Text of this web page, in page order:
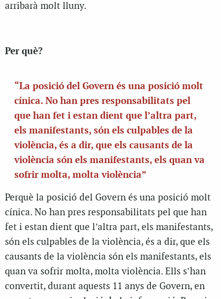
arribarà molt lluny.
Per què?
“La posició del Govern és una posició molt
cínica. No han pres responsabilitats pel
que han fet i estan dient que l’altra part,
els manifestants, són els culpables de la
violència, és a dir, que els causants de la
violència són els manifestants, els quan va
sofrir molta, molta violència”
Perquè la posició del Govern és una posició molt
cínica. No han pres responsabilitats pel que han
fet i estan dient que l’altra part, els manifestants,
són els culpables de la violència, és a dir, que els
causants de la violència són els manifestants, els
quan va sofrir molta, molta violència. Ells s’han
convertit, durant aquests 11 anys de Govern, en